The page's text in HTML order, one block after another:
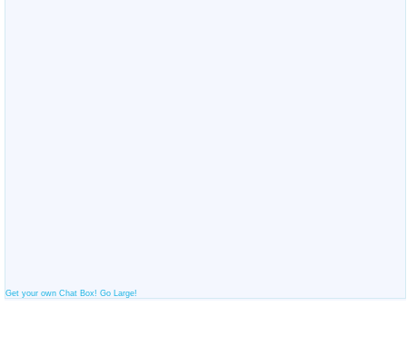
Get your own Chat Box! Go Large!